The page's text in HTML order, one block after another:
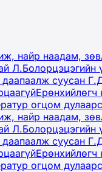
найр наадам,
Л.Болорцэцэгийн
даапаалж суусан
Ерөнхийлөгч
огцом
найр наадам,
Л.Болорцэцэгийн
даапаалж суусан
Ерөнхийлөгч
огцом